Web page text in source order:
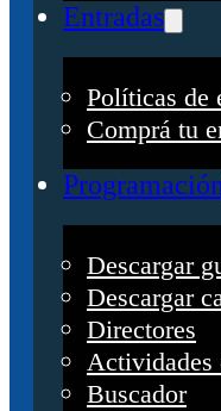
Entradas
Políticas de
Comprá tu
Descargar
Descargar
Directores
Actividades
Buscador